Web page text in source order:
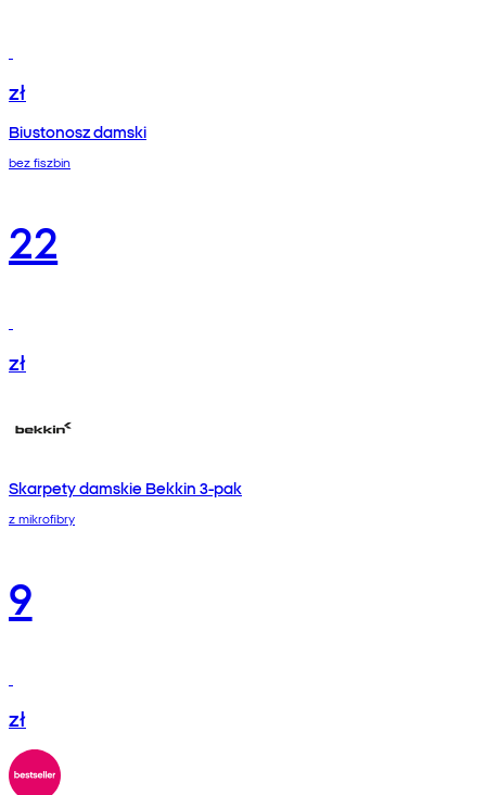
zł
Biustonosz damski
bez fiszbin
22
zł
Skarpety damskie Bekkin 3-pak
z mikrofibry
9
zł